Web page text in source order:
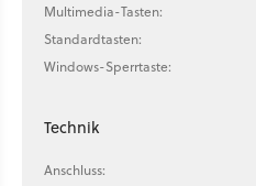
Multimedia-Tasten:
Standardtasten:
Windows-Sperrtaste:
Technik
Anschluss: